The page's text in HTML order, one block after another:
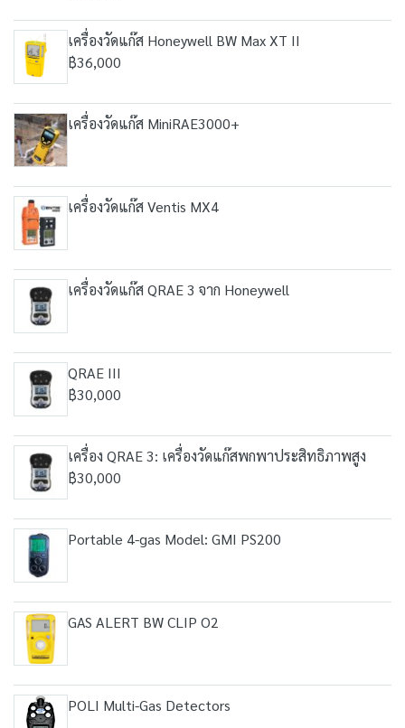
เครื่องวัดแก๊ส Honeywell BW Max XT II
฿36,000
เครื่องวัดแก๊ส MiniRAE3000+
เครื่องวัดแก๊ส Ventis MX4
เครื่องวัดแก๊ส QRAE 3 จาก Honeywell
QRAE III
฿30,000
เครื่อง QRAE 3: เครื่องวัดแก๊สพกพาประสิทธิภาพสูง
฿30,000
Portable 4-gas Model: GMI PS200
GAS ALERT BW CLIP O2
POLI Multi-Gas Detectors